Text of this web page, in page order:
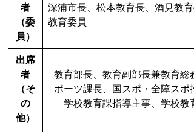
者
（委
員）
深浦市長、松本教育長、酒見教
教育委員
出席
者
（そ
の
他）
教育部長、教育副部長兼教育総
ポーツ課長、国スポ・全障ス
学校教育課指導主事、学校教